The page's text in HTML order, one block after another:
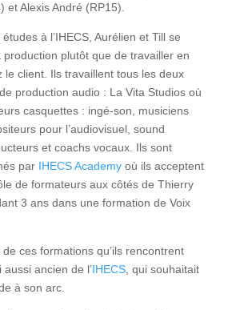
et Alexis André (RP15).
à l’IHECS, Aurélien et Till se
plutôt que de travailler en
le client. Ils travaillent tous les deux
production audio : La Vita Studios où
casquettes : ingé-son, musiciens
pour l’audiovisuel, sound
et coachs vocaux. Ils sont
par IHECS Academyoù ils acceptent
de formateurs aux côtés de Thierry
3 ans dans une formation de Voix
de ces formations qu’ils rencontrent
ancien de l’IHECS, qui souhaitait
à son arc.